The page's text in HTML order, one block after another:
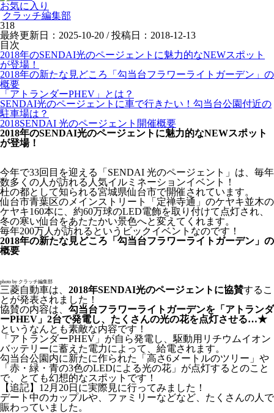
お気に入り
クラッチ編集部
318
最終更新日：2025-10-20 / 投稿日： 2018-12-13
目次
2018年のSENDAI光のページェントに魅力的なNEWスポット
が登場！
2018年の新たな見どころ「勾当台フラワーライトガーデン」の
概要
「アトランダーPHEV」とは？
SENDAI光のページェントに車で行きたい！勾当台公園付近の
駐車場は？
2018SENDAI 光のページェント開催概要
2018年のSENDAI光のページェントに魅力的なNEWスポット
が登場！
今年で33回目を迎える「SENDAI 光のページェント」は、毎年
数多くの人が訪れる人気イルミネーションイベント！
杜の都として知られる宮城県仙台市で開催されています。
仙台市青葉区のメインストリート「定禅寺通」のケヤキ並木の
ケヤキ160本に、約60万球のLED電飾を取り付けて点灯され、
冬の寒い仙台をあたたかい景色へと変えてくれます。
毎年200万人が訪れるというビックイベントなのです！
2018年の新たな見どころ「勾当台フラワーライトガーデン」の
概要
photo by クラッチ編集部
三菱自動車は、 2018年SENDAI光のページェントに協賛するこ
とが発表されました！
協賛の内容は、 勾当台フラワーライトガーデンを「アトランダ
ーPHEV」2台で発電し、たくさんの光の花を点灯させる…★
というなんとも素敵な内容です！
「アトランダーPHEV」が自ら発電し、駆動用リチウムイオン
バッテリーに蓄えた電力によって、給電されます。
勾当台公園内に新たに作られた「高さ6メートルのツリー」や
「赤・緑・青の3色のLEDによる光の花」が点灯するとのこと
で、とても幻想的なスポットです！
【追記】12月20日に実際見に行ってみました！
デート中のカップルや、ファミリーなどなど、たくさんの人で
賑わっていました。